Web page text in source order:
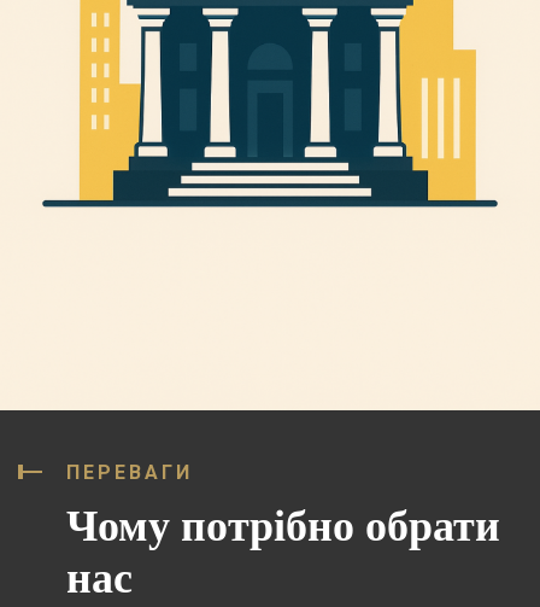
ПЕРЕВАГИ
Чому потрібно обрати
нас